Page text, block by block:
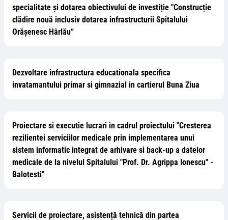
specialitate și dotarea obiectivului de investiție "Construcție
clădire nouă inclusiv dotarea infrastructurii Spitalului
Orășenesc Hârlău”
Dezvoltare infrastructura educationala specifica
invatamantului primar si gimnazial in cartierul Buna Ziua
Proiectare si executie lucrari in cadrul proiectului "Cresterea
rezilientei serviciilor medicale prin implementarea unui
sistem informatic integrat de arhivare si back-up a datelor
medicale de la nivelul Spitalului "Prof. Dr. Agrippa Ionescu" -
Balotesti"
Servicii de proiectare, asistență tehnică din partea